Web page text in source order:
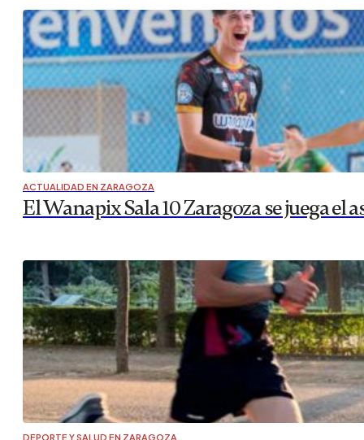
Trekking sin salir de Zaragoza: Los
¿Tienes ya las piernas inquietas por hacer una
una preciosa excursión a los Galachos de Juslibol pero